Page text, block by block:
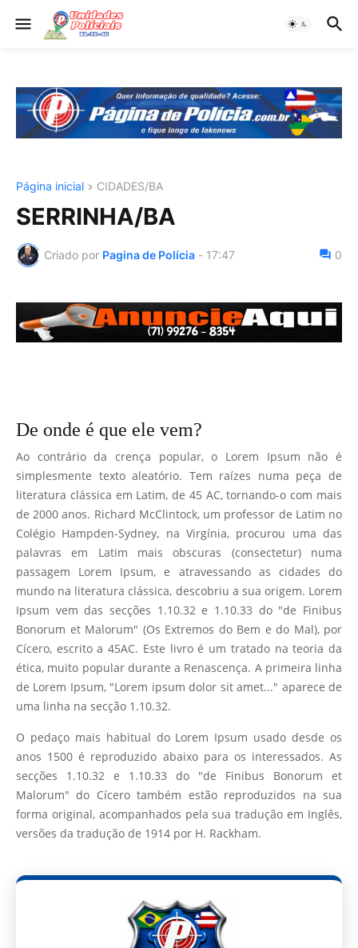
Página inicial CIDADES/BA
SERRINHA/BA
Criado por Pagina de Polícia - 17:47 0
De onde é que ele vem?
Ao contrário da crença popular, o Lorem Ipsum não é
simplesmente texto aleatório. Tem raízes numa peça de
literatura clássica em Latim, de 45 AC, tornando-o com mais
de 2000 anos. Richard McClintock, um professor de Latim no
Colégio Hampden-Sydney, na Virgínia, procurou uma das
palavras em Latim mais obscuras (consectetur) numa
passagem Lorem Ipsum, e atravessando as cidades do
mundo na literatura clássica, descobriu a sua origem. Lorem
Ipsum vem das secções 1.10.32 e 1.10.33 do "de Finibus
Bonorum et Malorum" (Os Extremos do Bem e do Mal), por
Cícero, escrito a 45AC. Este livro é um tratado na teoria da
ética, muito popular durante a Renascença. A primeira linha
de Lorem Ipsum, "Lorem ipsum dolor sit amet..." aparece de
uma linha na secção 1.10.32.
O pedaço mais habitual do Lorem Ipsum usado desde os
anos 1500 é reproduzido abaixo para os interessados. As
secções 1.10.32 e 1.10.33 do "de Finibus Bonorum et
Malorum" do Cícero também estão reproduzidos na sua
forma original, acompanhados pela sua tradução em Inglês,
versões da tradução de 1914 por H. Rackham.